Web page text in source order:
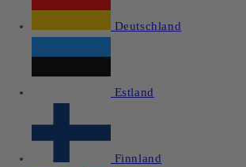
Deutschland
Estland
Finnland